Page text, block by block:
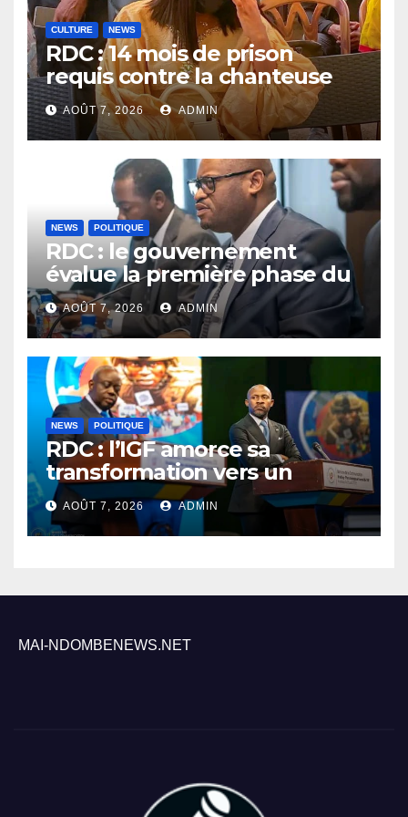
CULTURE NEWS
RDC : 14 mois de prison
requis contre la chanteuse
Rebo Tchulo, la partie civile
réclame 250 000 USD de
dommages et intérêts
AOÛT 7, 2026 ADMIN
NEWS POLITIQUE
RDC : le gouvernement
évalue la première phase du
PDL-145T et prépare la
relance du programme
AOÛT 7, 2026 ADMIN
NEWS POLITIQUE
RDC : l’IGF amorce sa
transformation vers un
contrôle permanent et
numérique des finances
publiques
AOÛT 7, 2026 ADMIN
MAI-NDOMBENEWS.NET